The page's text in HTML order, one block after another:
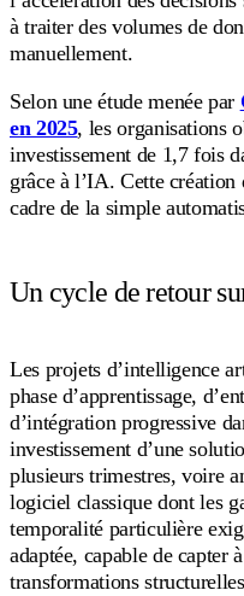
à traiter des volumes de
manuellement.
Selon une étude menée par
en 2025, les organisations
investissement de 1,7 fois
grâce à l’IA. Cette création
cadre de la simple
Un cycle de retour
Les projets d’intelligence
phase d’apprentissage,
d’intégration progressive
investissement d’une
plusieurs trimestres, voire
logiciel classique dont les
temporalité particulière
adaptée, capable de capter
transformations